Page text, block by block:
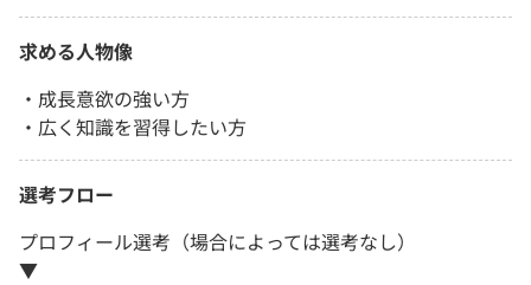
求める人物像
・成長意欲の強い方
・広く知識を習得したい方
選考フロー
プロフィール選考（場合によっては選考なし）
▼